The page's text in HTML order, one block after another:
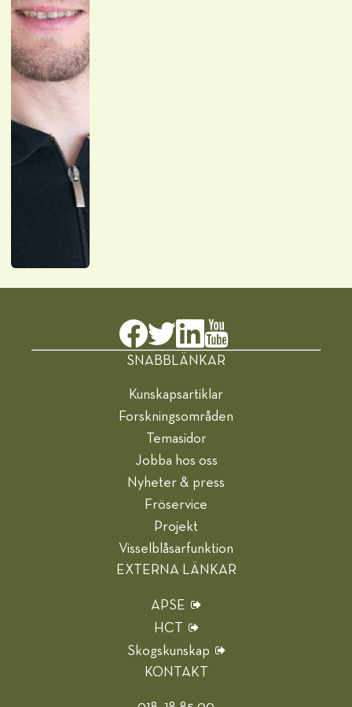
SNABBLÄNKAR
Kunskapsartiklar
Forskningsområden
Temasidor
Jobba hos oss
Nyheter & press
Fröservice
Projekt
Visselblåsarfunktion
EXTERNA LÄNKAR
APSE
HCT
Skogskunskap
KONTAKT